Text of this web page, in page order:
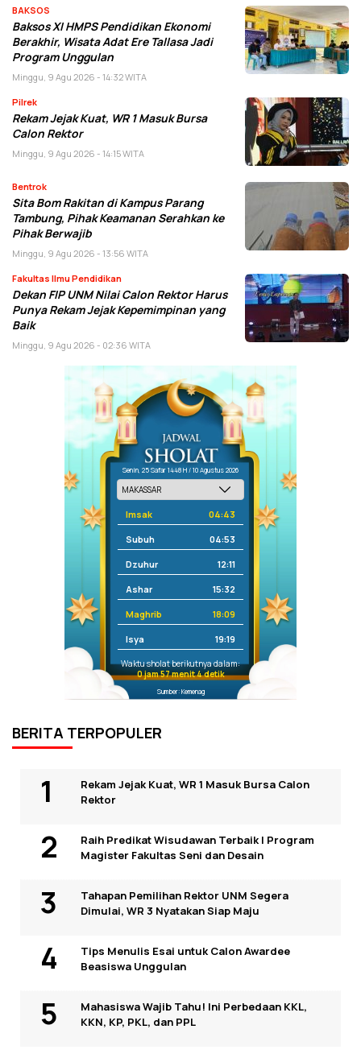
BAKSOS
Baksos XI HMPS Pendidikan Ekonomi
Berakhir, Wisata Adat Ere Tallasa Jadi
Program Unggulan
Minggu, 9 Agu 2026 - 14:32 WITA
Pilrek
Rekam Jejak Kuat, WR 1 Masuk Bursa
Calon Rektor
Minggu, 9 Agu 2026 - 14:15 WITA
Bentrok
Sita Bom Rakitan di Kampus Parang
Tambung, Pihak Keamanan Serahkan ke
Pihak Berwajib
Minggu, 9 Agu 2026 - 13:56 WITA
Fakultas Ilmu Pendidikan
Dekan FIP UNM Nilai Calon Rektor Harus
Punya Rekam Jejak Kepemimpinan yang
Baik
Minggu, 9 Agu 2026 - 02:36 WITA
Senin, 25 Safar 1448 H / 10 Agustus 2026
Imsak 04:43
Subuh 04:53
Dzuhur 12:11
Ashar 15:32
Maghrib 18:09
Isya 19:19
Waktu sholat berikutnya dalam:
0 jam 57 menit 3 detik
Sumber: Kemenag
BERITA TERPOPULER
Rekam Jejak Kuat, WR 1 Masuk Bursa Calon
Rektor
Raih Predikat Wisudawan Terbaik I Program
Magister Fakultas Seni dan Desain
Tahapan Pemilihan Rektor UNM Segera
Dimulai, WR 3 Nyatakan Siap Maju
Tips Menulis Esai untuk Calon Awardee
Beasiswa Unggulan
Mahasiswa Wajib Tahu! Ini Perbedaan KKL,
KKN, KP, PKL, dan PPL